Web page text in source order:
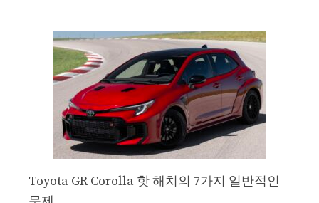
Toyota GR Corolla 핫 해치의 7가지 일반적인